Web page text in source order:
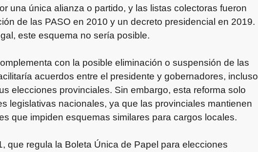
una única alianza o partido, y las listas colectoras fueron
de las PASO en 2010 y un decreto presidencial en 2019.
este esquema no sería posible.
con la posible eliminación o suspensión de las
acuerdos entre el presidente y gobernadores, incluso
elecciones provinciales. Sin embargo, esta reforma solo
legislativas nacionales, ya que las provinciales mantienen
que impiden esquemas similares para cargos locales.
que regula la Boleta Única de Papel para elecciones